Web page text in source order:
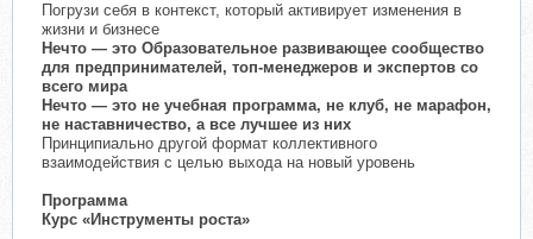
Погрузи себя в контекст, который активирует изменения в
жизни и бизнесе
Нечто — это Образовательное развивающее сообщество
для предпринимателей, топ-менеджеров и экспертов со
всего мира
Нечто — это не учебная программа, не клуб, не марафон,
не наставничество, а все лучшее из них
Принципиально другой формат коллективного
взаимодействия с целью выхода на новый уровень
Программа
Курс «Инструменты роста»